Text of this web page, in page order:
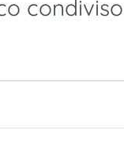
condiviso